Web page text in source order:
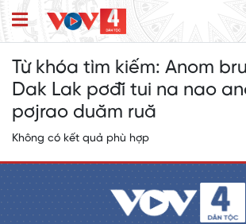
Từ khóa tìm kiếm: Anom
Dak Lak pơđĭ tui na nao
pơjrao duăm ruă
Không có kết quả phù hợp